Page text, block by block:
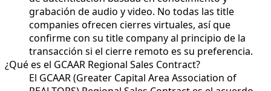
grabación de audio y video. No todas las title
companies ofrecen cierres virtuales, así que
confirme con su title company al principio de la
transacción si el cierre remoto es su preferencia.
¿Qué es el GCAAR Regional Sales Contract?
El GCAAR (Greater Capital Area Association of